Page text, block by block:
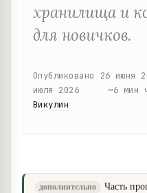
хранилища и
для новичков.
Опубликовано 26 июня
июля 2026
~6 мин
Викулин
дополнительно
Часть